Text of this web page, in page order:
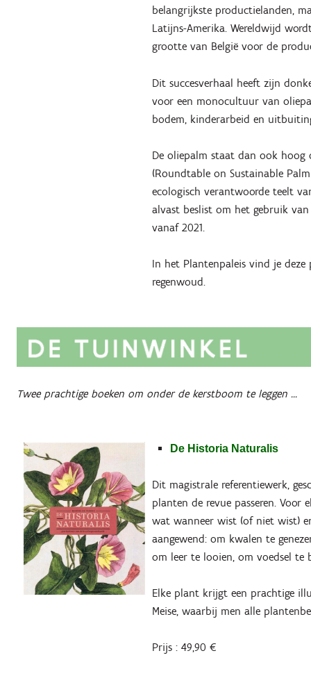
belangrijkste productielanden,
Latijns-Amerika. Wereldwijd
grootte van België voor de
Dit succesverhaal heeft zijn
voor een monocultuur van
bodem, kinderarbeid en
De oliepalm staat dan ook hoog
(Roundtable on Sustainable
ecologisch verantwoorde teelt
alvast beslist om het gebruik
vanaf 2021.
In het Plantenpaleis vind je
regenwoud.
Twee prachtige boeken om onder de kerstboom te leggen ...
De Historia Naturalis
Dit magistrale referentiewerk,
planten de revue passeren.
wat wanneer wist (of niet wist)
aangewend: om kwalen te
om leer te looien, om voedsel te
Elke plant krijgt een prachtige
Meise, waarbij men alle
Prijs : 49,90 €